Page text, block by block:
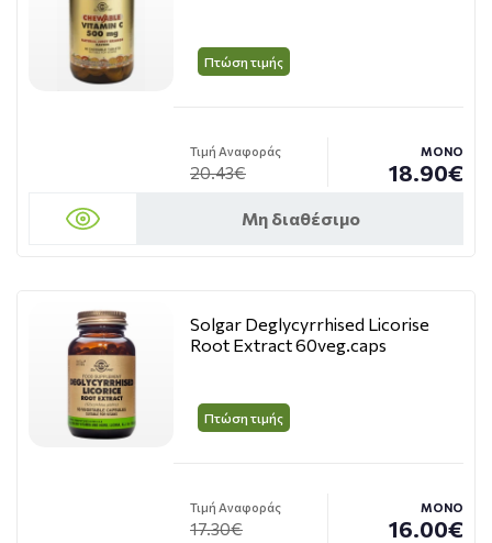
Πτώση τιμής
Τιμή Αναφοράς
20.43€
ΜΟΝΟ
18.90€
Μη διαθέσιμο
Solgar Deglycyrrhised Licorise
Root Extract 60veg.caps
Πτώση τιμής
Τιμή Αναφοράς
17.30€
ΜΟΝΟ
16.00€